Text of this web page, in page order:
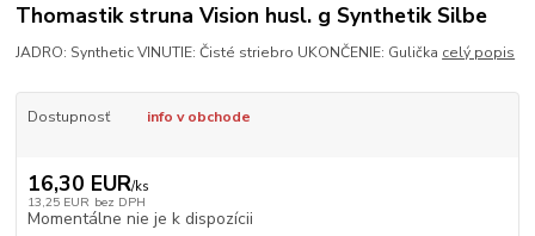
Thomastik struna Vision husl. g Synthetik Silbe
JADRO: Synthetic VINUTIE: Čisté striebro UKONČENIE: Gulička celý popis
Dostupnosť info v obchode
16,30 EUR/ks
13,25 EUR bez DPH
Momentálne nie je k dispozícii